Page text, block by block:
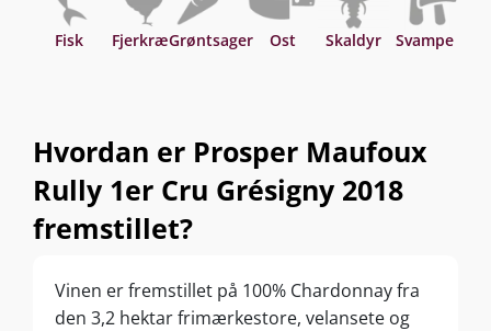
Fisk FjerkræGrøntsager Ost Skaldyr Svampe
Hvordan er Prosper Maufoux
Rully 1er Cru Grésigny 2018
fremstillet?
Vinen er fremstillet på 100% Chardonnay fra
den 3,2 hektar frimærkestore, velansete og